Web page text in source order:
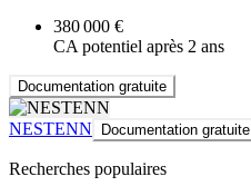
380 000 €
CA potentiel après 2 ans
Documentation gratuite
NESTENN Documentation gratuite
Recherches populaires